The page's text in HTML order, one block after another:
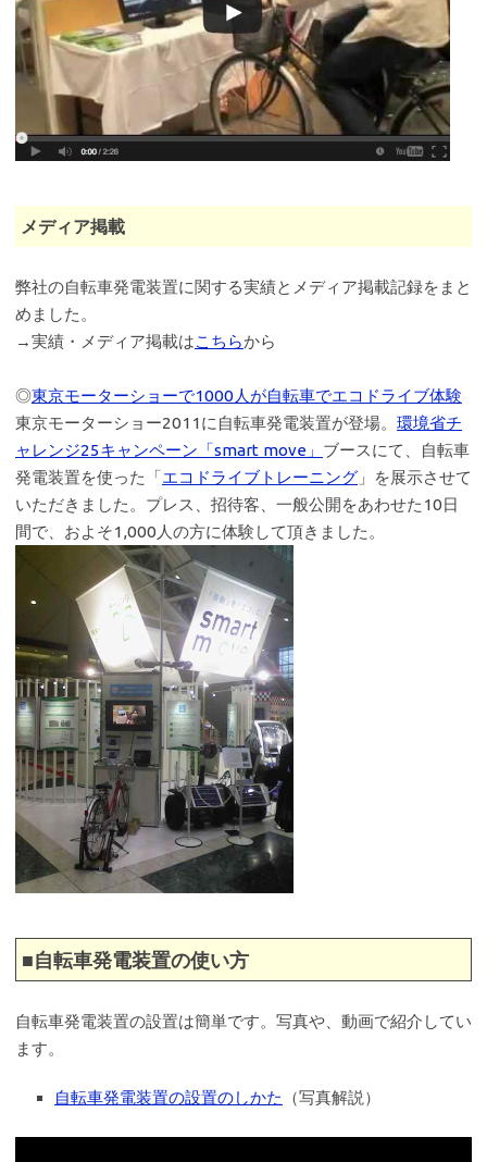
メディア掲載
弊社の自転車発電装置に関する実績とメディア掲載記録をまと
めました。
→実績・メディア掲載はこちらから
◎東京モーターショーで1000人が自転車でエコドライブ体験
東京モーターショー2011に自転車発電装置が登場。 環境省チ
ャレンジ25キャンペーン「smart move」 ブースにて、自転車
発電装置を使った「エコドライブトレーニング 」を展示させて
いただきました。プレス、招待客、一般公開をあわせた10日
間で、およそ1,000人の方に体験して頂きました。
■自転車発電装置の使い方
自転車発電装置の設置は簡単です。写真や、動画で紹介してい
ます。
自転車発電装置の設置のしかた （写真解説）